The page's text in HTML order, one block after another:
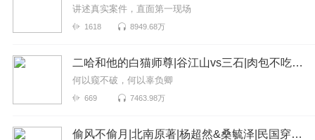
讲述真实案件，直面第一现场
1618 8949.68万
二哈和他的白猫师尊|谷江山vs三石|肉包不吃肉原著
何以窥不破，何以辜负卿
669 7463.98万
偷风不偷月|北南原著|杨超然&桑毓泽|民国穿今|多人有声剧